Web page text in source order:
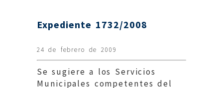
Expediente 1732/2008
24 de febrero de 2009
Se sugiere a los Servicios
Municipales competentes del